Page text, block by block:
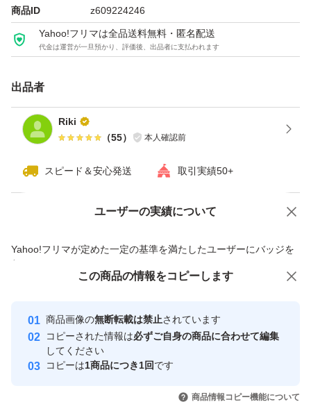
商品ID z609224246
Yahoo!フリマは全品送料無料・匿名配送
代金は運営が一旦預かり、評価後、出品者に支払われます
出品者
Riki
（55） 本人確認前
スピード＆安心発送 取引実績50+
ユーザーの実績について
Yahoo!フリマが定めた一定の基準を満たしたユーザーにバッジを
付与しています
安心取引出品者
心・安全なユーザーです
取引実績
引を完了させた実績があります
価格の相談 商品への質問
この商品の情報をコピーします
商品画像の無断転載は禁止されています
コピーされた情報は必ずご自身の商品に合わせて編集
してください
コピーは1商品につき1回です
商品情報コピー機能について
この商品をみている人にオススメ